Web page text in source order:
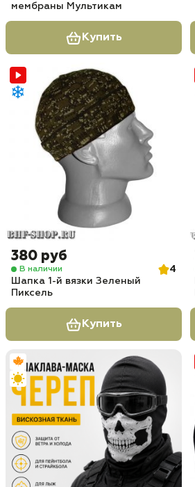
мембраны Мультикам
Купить
380 руб
В наличии
4
Шапка 1-й вязки Зеленый
Пиксель
Купить